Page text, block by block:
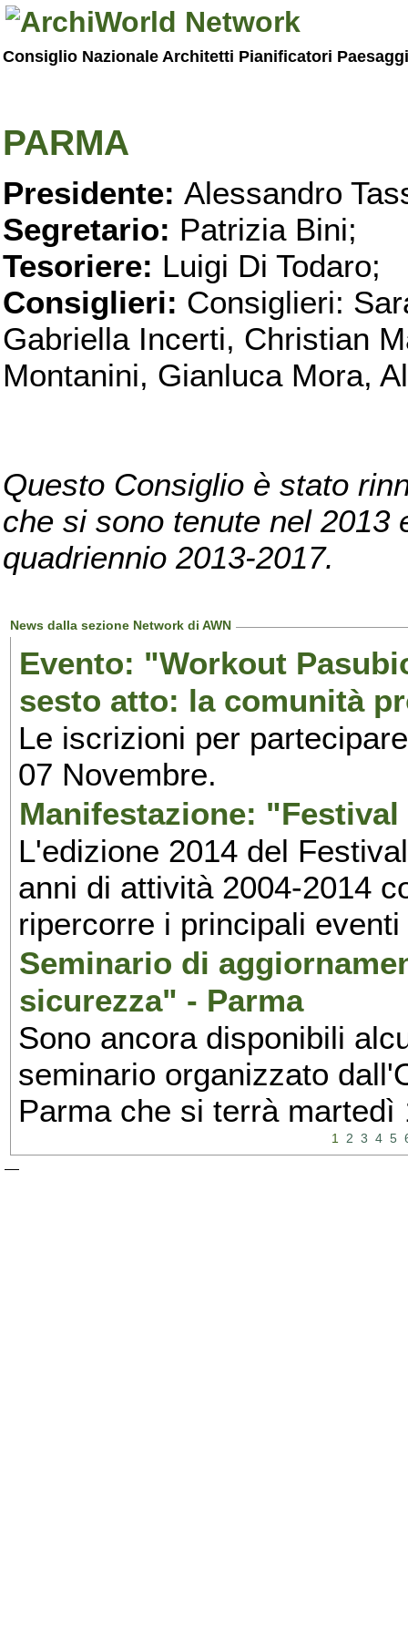
Consiglio Nazionale Architetti Pianificatori
PARMA
Presidente: Alessandro
Segretario: Patrizia Bini;
Tesoriere: Luigi Di Todaro;
Consiglieri: Consiglieri:
Gabriella Incerti, Christian
Montanini, Gianluca Mora,
Questo Consiglio è stato
che si sono tenute nel 2013
quadriennio 2013-2017.
News dalla sezione Network di AWN
Evento: "Workout
sesto atto: la comunità
Le iscrizioni per
07 Novembre.
Manifestazione:
L'edizione 2014 del
anni di attività 2004-2014
ripercorre i principali
Seminario di
sicurezza" - Parma
Sono ancora disponibili
seminario organizzato
Parma che si terrà martedì
1 2 3 4 5